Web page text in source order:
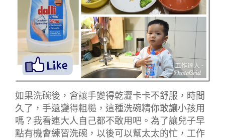
如果洗碗後，會讓手變得乾澀卡卡不舒服，時間
久了，手還變得粗糙，這種洗碗精你敢讓小孩用
嗎？我看連大人自己都不敢用吧。為了讓兒子早
點有機會練習洗碗，以後可以幫太太的忙，工作